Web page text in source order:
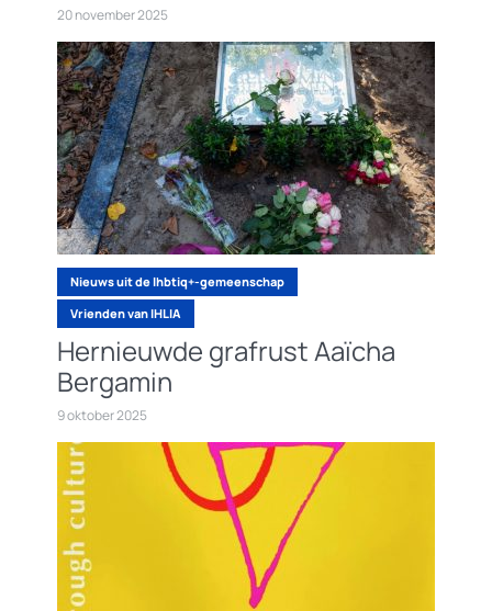
20 november 2025
Nieuws uit de lhbtiq+-gemeenschap
Vrienden van IHLIA
Hernieuwde grafrust Aaïcha
Bergamin
9 oktober 2025